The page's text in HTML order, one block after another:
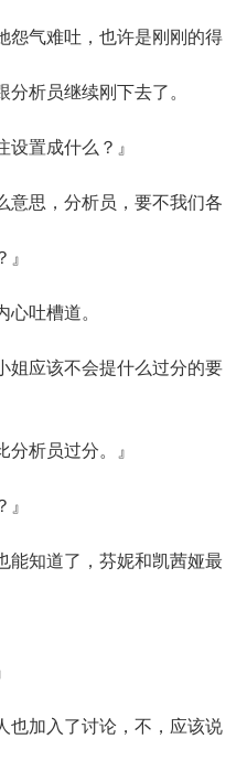
气难吐，也许是刚刚的得
析员继续刚下去了。
置成什么？』
思，分析员，要不我们各
吐槽道。
应该不会提什么过分的要
析员过分。』
知道了，芬妮和凯茜娅最
加入了讨论，不，应该说